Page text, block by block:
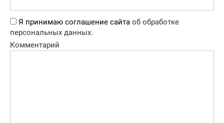
Я принимаю соглашение сайта об обработке
персональных данных.
Комментарий